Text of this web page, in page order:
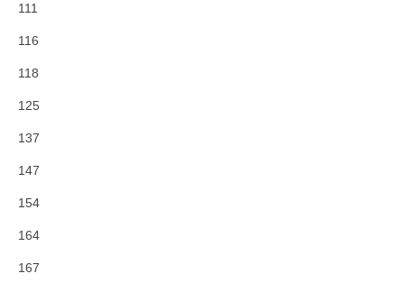
111
116
118
125
137
147
154
164
167